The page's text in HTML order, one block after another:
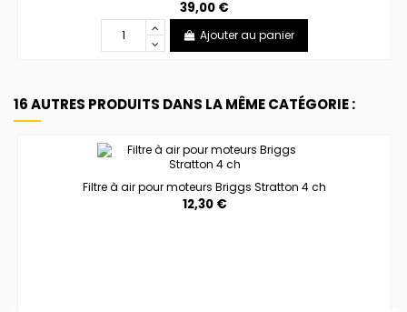
39,00 €
Ajouter au panier
16 AUTRES PRODUITS DANS LA MÊME CATÉGORIE :
Filtre à air pour moteurs Briggs Stratton 4 ch
12,30 €